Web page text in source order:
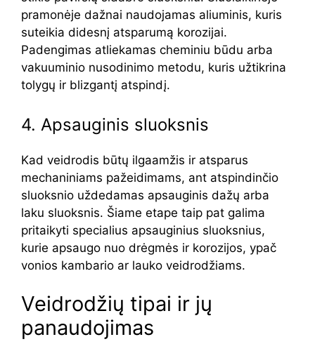
pramonėje dažnai naudojamas aliuminis, kuris
suteikia didesnį atsparumą korozijai.
Padengimas atliekamas cheminiu būdu arba
vakuuminio nusodinimo metodu, kuris užtikrina
tolygų ir blizgantį atspindį.
4. Apsauginis sluoksnis
Kad veidrodis būtų ilgaamžis ir atsparus
mechaniniams pažeidimams, ant atspindinčio
sluoksnio uždedamas apsauginis dažų arba
laku sluoksnis. Šiame etape taip pat galima
pritaikyti specialius apsauginius sluoksnius,
kurie apsaugo nuo drėgmės ir korozijos, ypač
vonios kambario ar lauko veidrodžiams.
Veidrodžių tipai ir jų
panaudojimas